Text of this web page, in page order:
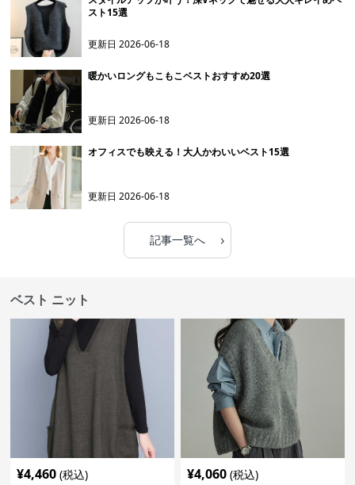
スト15選
更新日2026-06-18
暖かいロングもこもこベストおすすめ20選
更新日2026-06-18
オフィスでも映える！大人かわいいベスト15選
更新日2026-06-18
記事一覧へ ›
ベスト ニット
¥4,460 (税込) ¥4,060 (税込)